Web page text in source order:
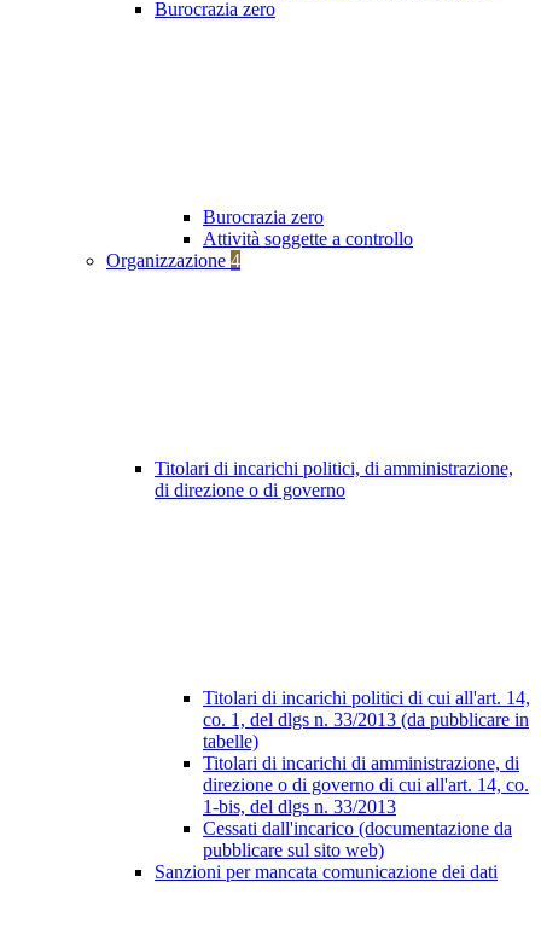
Burocrazia zero
Burocrazia zero
Attività soggette a controllo
Organizzazione 4
Titolari di incarichi politici, di amministrazione,
di direzione o di governo
Titolari di incarichi politici di cui all'art. 14,
co. 1, del dlgs n. 33/2013 (da pubblicare in
tabelle)
Titolari di incarichi di amministrazione, di
direzione o di governo di cui all'art. 14, co.
1-bis, del dlgs n. 33/2013
Cessati dall'incarico (documentazione da
pubblicare sul sito web)
Sanzioni per mancata comunicazione dei dati